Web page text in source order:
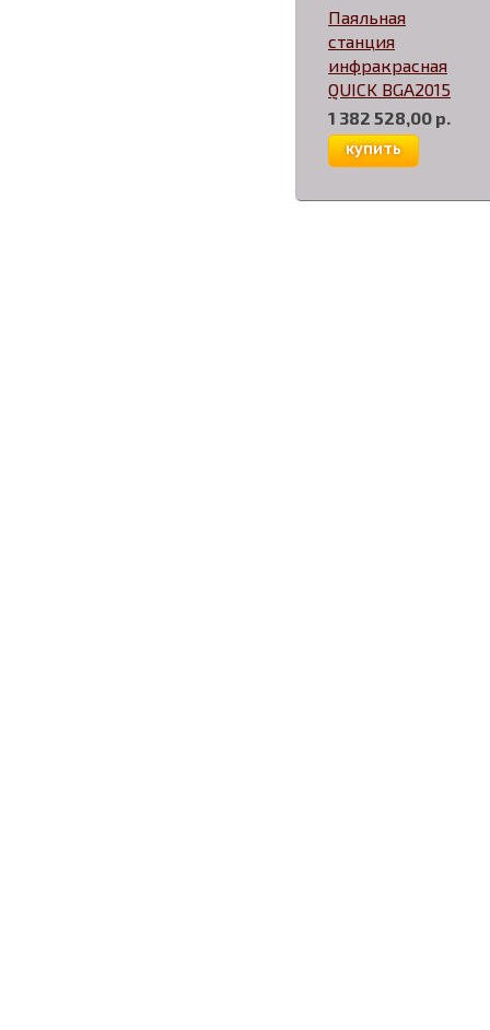
Паяльная
станция
инфракрасная
QUICK BGA2015
1 382 528,00 р.
купить